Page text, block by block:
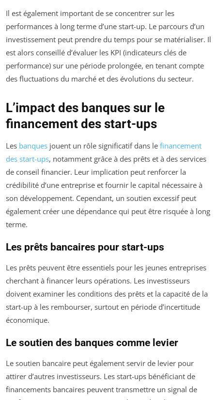
Il est également important de se concentrer sur les
performances à long terme d’une start-up. Le parcours d’un
investissement peut prendre du temps pour se matérialiser. Il
est alors conseillé d’évaluer les KPI (indicateurs clés de
performance) sur une période prolongée, en tenant compte
des fluctuations du marché et des évolutions du secteur.
L’impact des banques sur le
financement des start-ups
Les banques jouent un rôle significatif dans le financement
des start-ups, notamment grâce à des prêts et à des services
de conseil financier. Leur implication peut renforcer la
crédibilité d’une entreprise et fournir le capital nécessaire à
son développement. Cependant, un soutien excessif peut
également créer une dépendance qui peut être risquée à long
terme.
Les prêts bancaires pour start-ups
Les prêts peuvent être essentiels pour les jeunes entreprises
cherchant à financer leurs opérations. Les investisseurs
doivent examiner les conditions des prêts et la capacité de la
start-up à les rembourser, surtout en période d’incertitude
économique.
Le soutien des banques comme levier
Le soutien bancaire peut également servir de levier pour
attirer d’autres investisseurs. Les start-ups bénéficiant de
financements bancaires peuvent transmettre un signal de